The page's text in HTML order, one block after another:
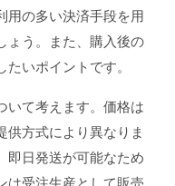
用の多い決済手段を用
ょう。また、購入後の
いポイントです。
いて考えます。価格は
供方式により異なりま
即日発送が可能なため
は受注生産として販売